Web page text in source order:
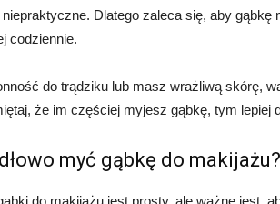
niepraktyczne. Dlatego zaleca się, aby
codziennie.
do trądziku lub masz wrażliwą skórę,
że im częściej myjesz gąbkę, tym lepiej
myć gąbkę do makijażu?
do makijażu jest prosty, ale ważne jest,